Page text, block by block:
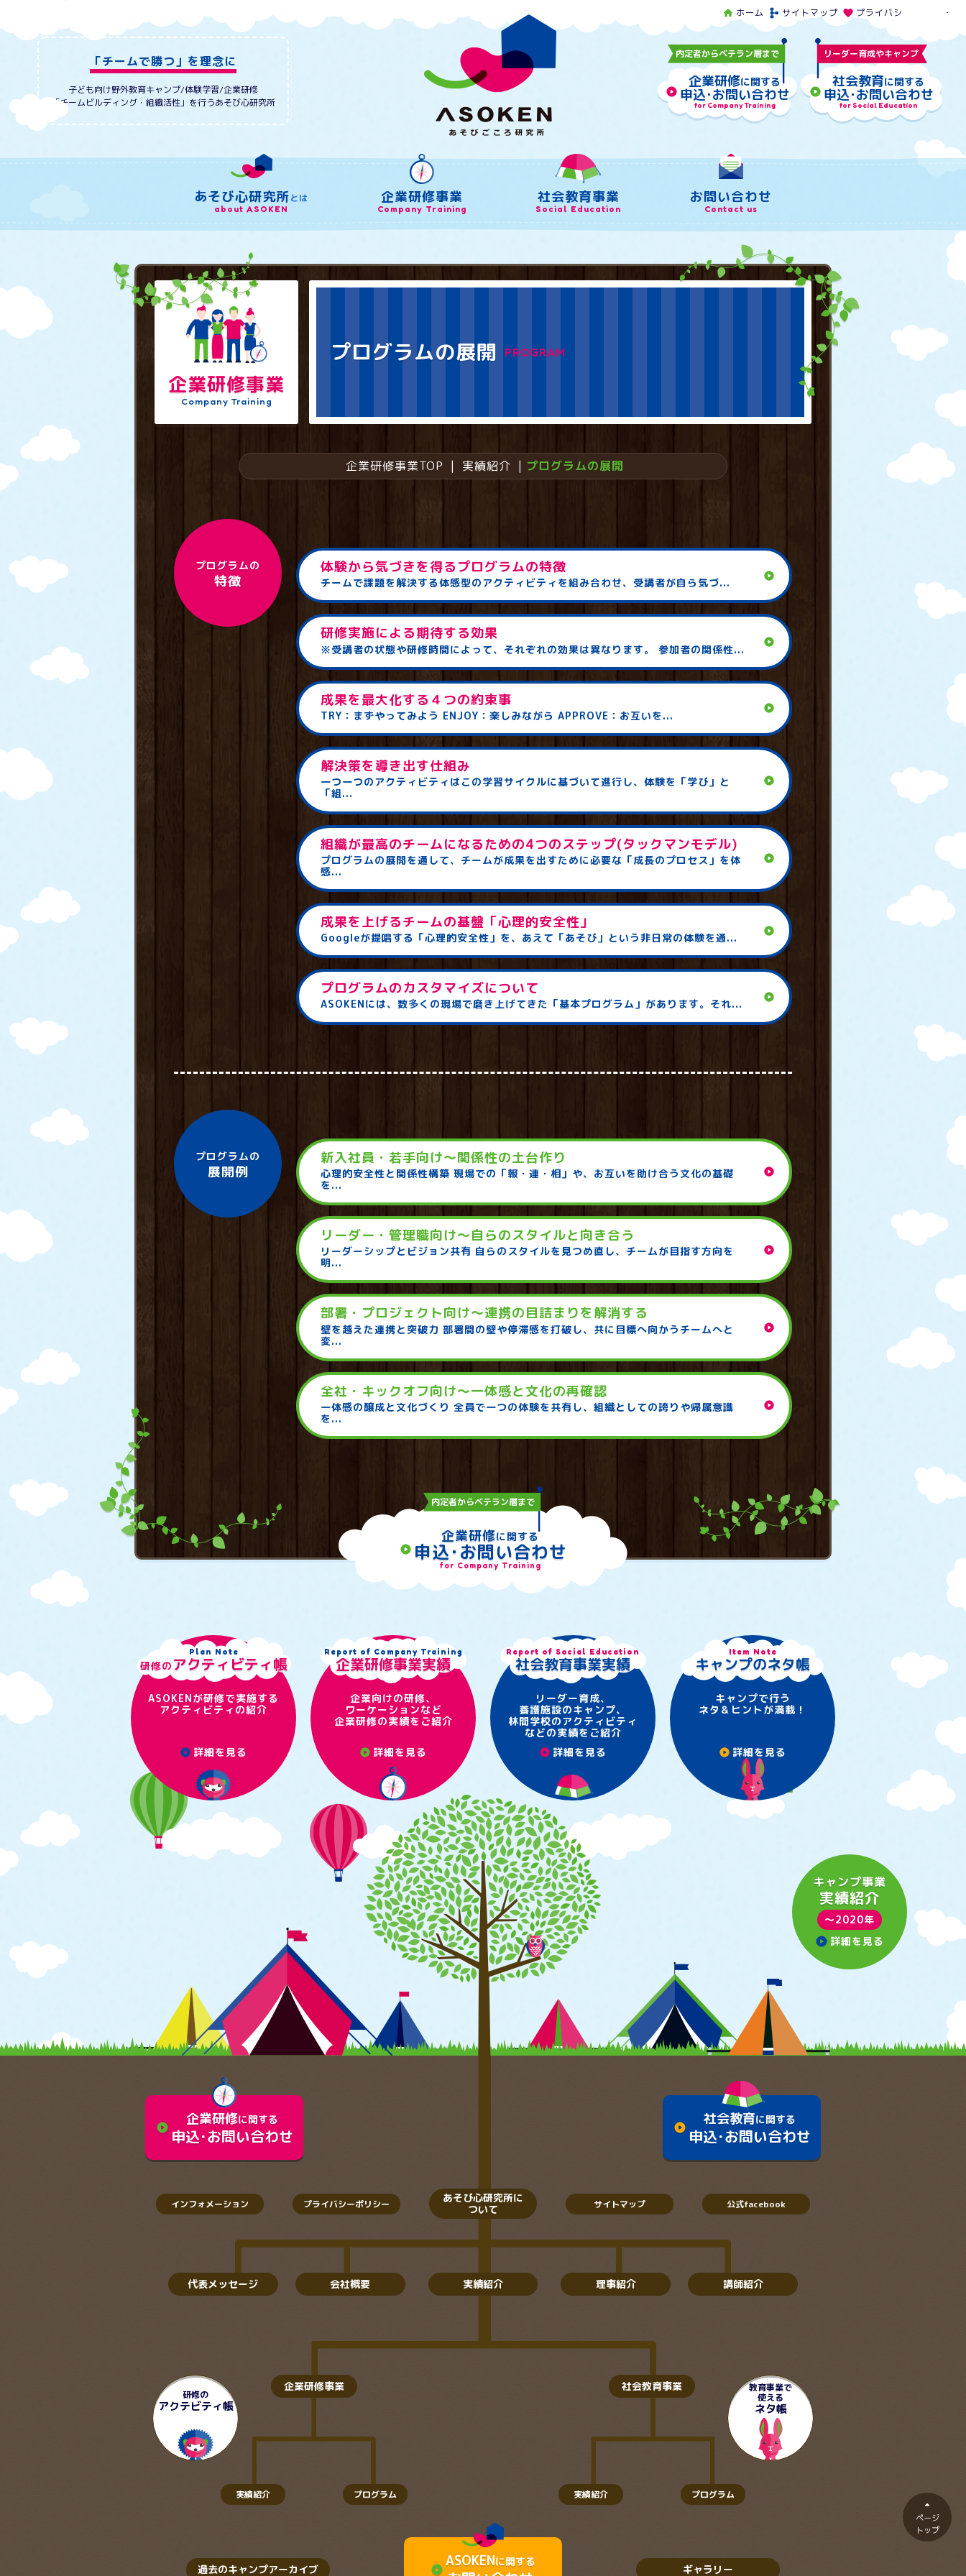
home ホーム schema サイトマップ favorite プライバシーポリシー
「チームで勝つ」を理念に
子ども向け野外教育キャンプ/体験学習/企業研修
「チームビルディング・組織活性」を行うあそび心研究所
内定者からベテラン層まで
play_circle
企業研修に関する
申込･お問い合わせ
for Company Training
リーダー育成やキャンプ
play_circle
社会教育に関する
申込･お問い合わせ
for Social Education
あそび心研究所とは
about ASOKEN
企業研修事業
Company Training
社会教育事業
Social Education
お問い合わせ
Contact us
企業研修事業
Company Training
プログラムの展開 PROGRAM
企業研修事業TOP 実績紹介 プログラムの展開
プログラムの
特徴
体験から気づきを得るプログラムの特徴
チームで課題を解決する体感型のアクティビティを組み合わせ、受講者が自ら気づ...
play_circle
研修実施による期待する効果
※受講者の状態や研修時間によって、それぞれの効果は異なります。 参加者の関係性...
play_circle
成果を最大化する４つの約束事
TRY：まずやってみよう ENJOY：楽しみながら APPROVE：お互いを...
play_circle
解決策を導き出す仕組み
一つ一つのアクティビティはこの学習サイクルに基づいて進行し、体験を「学び」と
「組...
play_circle
組織が最高のチームになるための4つのステップ(タックマンモデル)
プログラムの展開を通して、チームが成果を出すために必要な「成長のプロセス」を体
感...
play_circle
成果を上げるチームの基盤「心理的安全性」
Googleが提唱する「心理的安全性」を、あえて「あそび」という非日常の体験を通...
play_circle
プログラムのカスタマイズについて
ASOKENには、数多くの現場で磨き上げてきた「基本プログラム」があります。それ...
play_circle
プログラムの
展開例
新入社員・若手向け～関係性の土台作り
心理的安全性と関係性構築 現場での「報・連・相」や、お互いを助け合う文化の基礎
を...
play_circle
リーダー・管理職向け～自らのスタイルと向き合う
リーダーシップとビジョン共有 自らのスタイルを見つめ直し、チームが目指す方向を
明...
play_circle
部署・プロジェクト向け～連携の目詰まりを解消する
壁を越えた連携と突破力 部署間の壁や停滞感を打破し、共に目標へ向かうチームへと
変...
play_circle
全社・キックオフ向け～一体感と文化の再確認
一体感の醸成と文化づくり 全員で一つの体験を共有し、組織としての誇りや帰属意識
を...
play_circle
内定者からベテラン層まで
play_circle
企業研修に関する
申込･お問い合わせ
for Company Training
Plan Note
研修の アクティビティ帳
ASOKENが研修で実施する
アクティビティの紹介
play_circle 詳細を見る
Report of Company Training
企業研修事業実績
企業向けの研修、
ワーケーションなど
企業研修の実績をご紹介
play_circle 詳細を見る
Report of Social Education
社会教育事業実績
リーダー育成、
養護施設のキャンプ、
林間学校のアクティビティ
などの実績をご紹介
play_circle 詳細を見る
Item Note
キャンプのネタ帳
キャンプで行う
ネタ＆ヒントが満載！
play_circle 詳細を見る
キャンプ事業
実績紹介
〜2020年
play_circle 詳細を見る
play_circle
企業研修に関する
申込･お問い合わせ play_circle
社会教育に関する
申込･お問い合わせ
インフォメーション プライバシーポリシー
あそび心研究所に
ついて
サイトマップ 公式facebook
代表メッセージ 会社概要 実績紹介 理事紹介 講師紹介
企業研修事業
研修の
アクテビティ帳
実績紹介 プログラム
社会教育事業
教育事業で
使える
ネタ帳
実績紹介 プログラム
過去のキャンプアーカイブ play_circle
ASOKENに関する
ギャラリー
arrow_drop_up
ページ
トップ